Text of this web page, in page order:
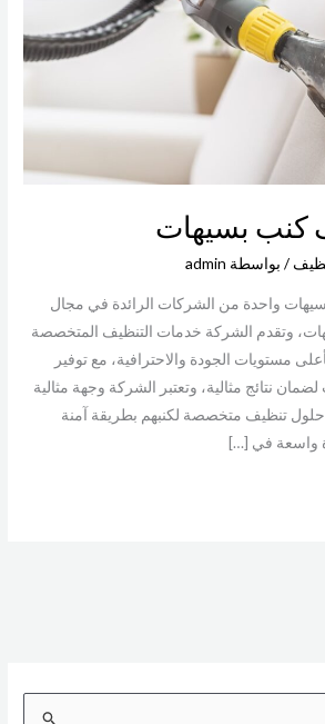
كنب بسيهات
/ بواسطة admin
واحدة من الشركات الرائدة في مجال
وتقدم الشركة خدمات التنظيف المتخصصة
مستويات الجودة والاحترافية، مع توفير
نتائج مثالية، وتعتبر الشركة وجهة مثالية
حلول تنظيف متخصصة لكنبهم بطريقة آمنة
واسعة في […]